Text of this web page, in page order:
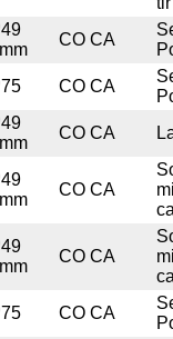
CO CA
CO CA
CO CA
CO CA
CO CA
CO CA